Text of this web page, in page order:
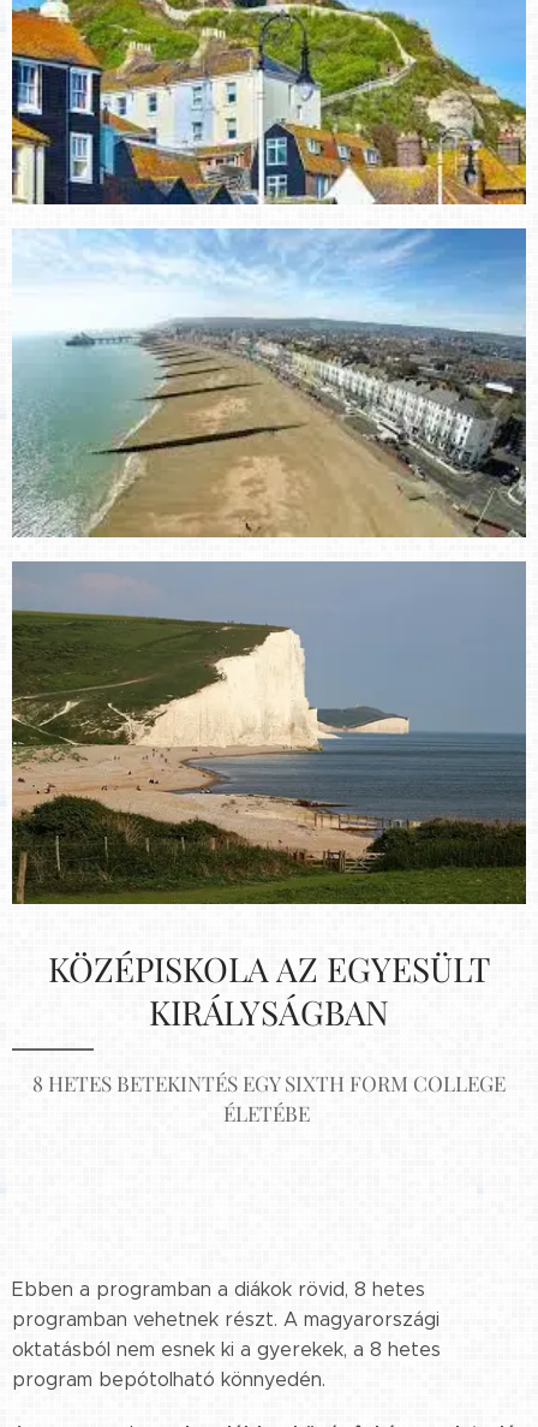
KÖZÉPISKOLA AZ EGYESÜLT
KIRÁLYSÁGBAN
8 HETES BETEKINTÉS EGY SIXTH FORM COLLEGE
ÉLETÉBE
Ebben a programban a diákok rövid, 8 hetes
programban vehetnek részt. A magyarországi
oktatásból nem esnek ki a gyerekek, a 8 hetes
program bepótolható könnyedén.